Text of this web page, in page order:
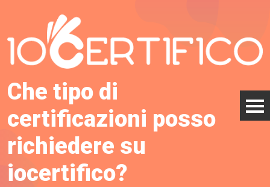
Che tipo di
certificazioni posso
richiedere su
iocertifico?